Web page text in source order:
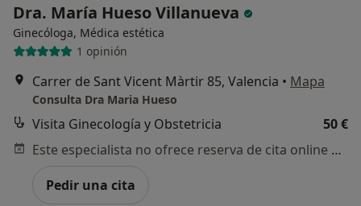
Dra. María Hueso Villanueva
Ginecóloga, Médica estética
1 opinión
Carrer de Sant Vicent Màrtir 85, Valencia • Mapa
Consulta Dra Maria Hueso
Visita Ginecología y Obstetricia
50 €
Este especialista no ofrece reserva de cita online en esta dirección.
Pedir una cita